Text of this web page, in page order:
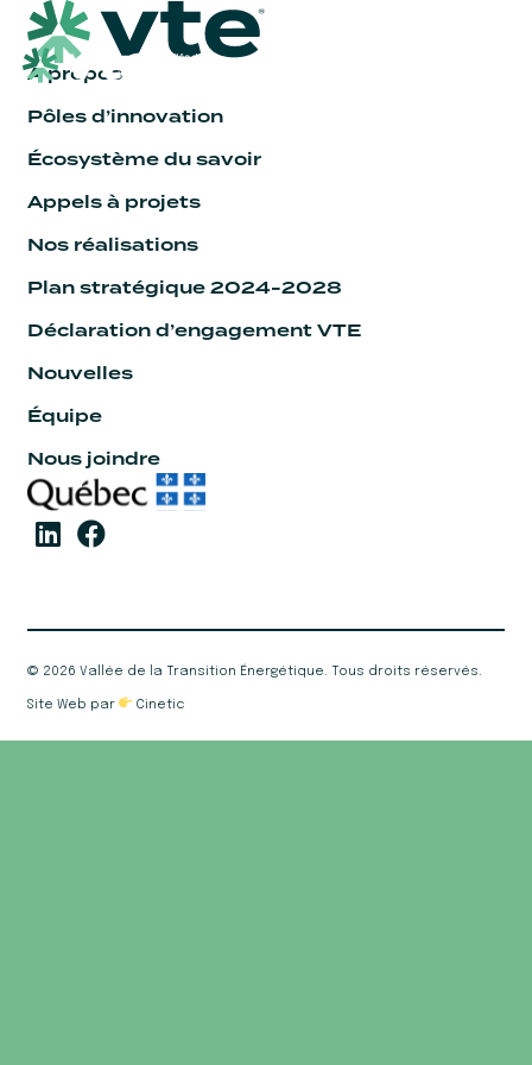
À propos
Pôles d’innovation
Écosystème du savoir
Appels à projets
Nos réalisations
Plan stratégique 2024-2028
Déclaration d’engagement VTE
Nouvelles
Équipe
Nous joindre
© 2026 Vallée de la Transition Énergétique. Tous droits réservés.
Site Web par Cinetic